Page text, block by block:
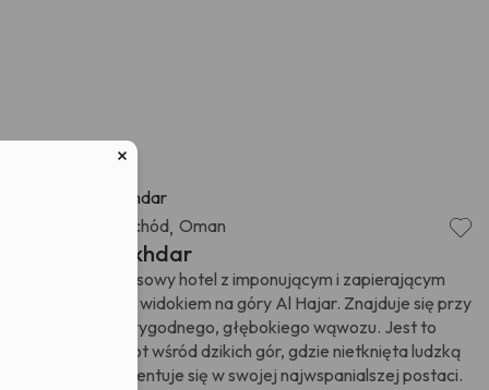
Dubaj i Bliski Wschód, Oman
Alila Jabal Akhdar
Wspaniały, luksusowy hotel z imponującym i zapierającym
dech w piersiach widokiem na góry Al Hajar. Znajduje się przy
krawędzi niewiarygodnego, głębokiego wąwozu. Jest to
prawdziwy klejnot wśród dzikich gór, gdzie nietknięta ludzką
ręką natura prezentuje się w swojej najwspanialszej postaci.